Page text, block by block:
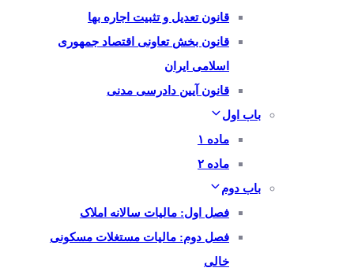
قانون تعدیل و تثبیت اجاره بها
قانون بخش تعاونی اقتصاد جمهوری
اسلامی ایران
قانون آیین دادرسی مدنی
باب اول
ماده ۱
ماده ۲
باب دوم
فصل اول: مالیات سالانه املاک
فصل دوم: مالیات مستغلات مسکونی
خالی